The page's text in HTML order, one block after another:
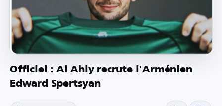
Officiel : Al Ahly recrute l'Arménien
Edward Spertsyan